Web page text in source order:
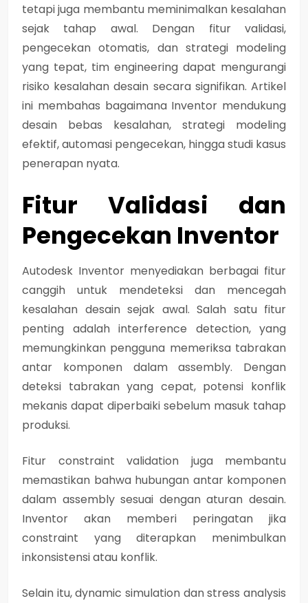
tetapi juga membantu meminimalkan kesalahan
sejak tahap awal. Dengan fitur validasi,
pengecekan otomatis, dan strategi modeling
yang tepat, tim engineering dapat mengurangi
risiko kesalahan desain secara signifikan. Artikel
ini membahas bagaimana Inventor mendukung
desain bebas kesalahan, strategi modeling
efektif, automasi pengecekan, hingga studi kasus
penerapan nyata.
Fitur Validasi dan
Pengecekan Inventor
Autodesk Inventor menyediakan berbagai fitur
canggih untuk mendeteksi dan mencegah
kesalahan desain sejak awal. Salah satu fitur
penting adalah interference detection, yang
memungkinkan pengguna memeriksa tabrakan
antar komponen dalam assembly. Dengan
deteksi tabrakan yang cepat, potensi konflik
mekanis dapat diperbaiki sebelum masuk tahap
produksi.
Fitur constraint validation juga membantu
memastikan bahwa hubungan antar komponen
dalam assembly sesuai dengan aturan desain.
Inventor akan memberi peringatan jika
constraint yang diterapkan menimbulkan
inkonsistensi atau konflik.
Selain itu,dynamic simulation danstress analysis